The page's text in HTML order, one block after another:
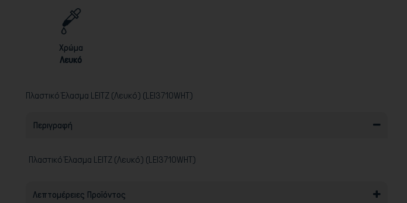
Χρώμα
Λευκό
Πλαστικό Έλασμα LEITZ (Λευκό) (LEI3710WHT)
Περιγραφή
Πλαστικό Έλασμα LEITZ (Λευκό) (LEI3710WHT)
Λεπτομέρειες Προϊόντος